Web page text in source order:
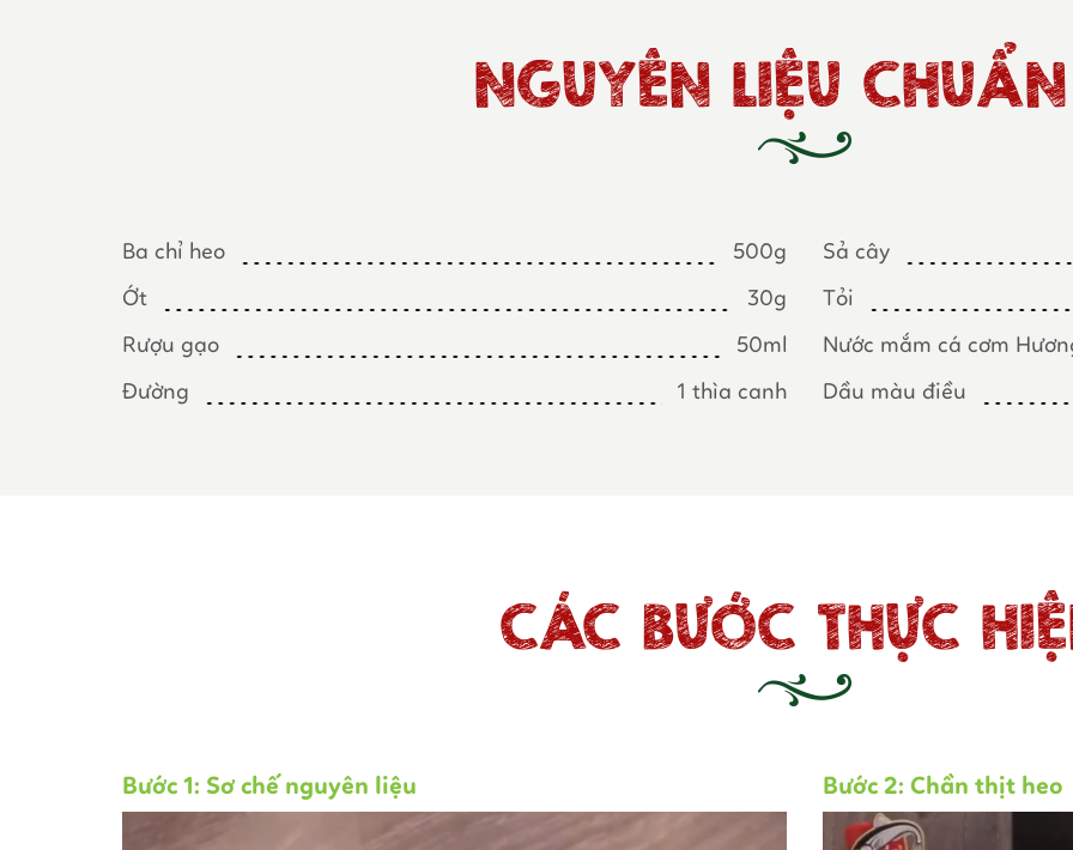
NGUYÊN LIỆU
Ba chỉ heo 500g Sả cây
Ớt 30g Tỏi
Rượu gạo 50ml Nước mắm cá cơm
Đường 1 thìa canh Dầu màu điều
CÁC BƯỚC THỰC
Bước 1: Sơ chế nguyên liệu Bước 2: Chần thịt heo